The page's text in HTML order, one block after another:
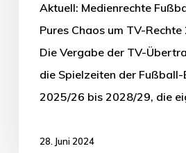
Aktuell: Medienrechte
Pures Chaos um TV-
Die Vergabe der TV-
die Spielzeiten der
2025/26 bis 2028/29, die
28. Juni 2024